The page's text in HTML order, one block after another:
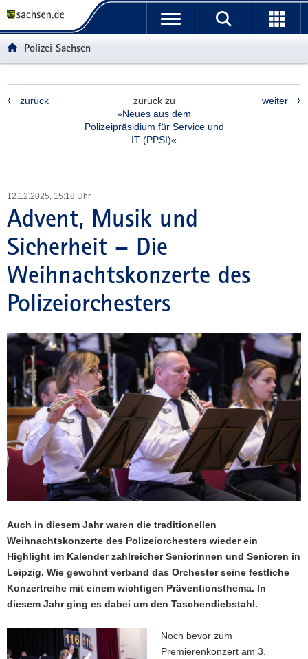
t
l
e
i
e
d
e
N
v
a
t
i
o
n
t
l
t
i
n
p
i
t
r
c
h
Polizei Sachsen
zurück
zurück zu
»Neues aus dem
Polizeipräsidium für Service und
IT (PPSI)«
weiter
12.12.2025, 15:18 Uhr
Advent, Musik und
Sicherheit – Die
Weihnachtskonzerte des
Polizeiorchesters
Auch in diesem Jahr waren die traditionellen
Weihnachtskonzerte des Polizeiorchesters wieder ein
Highlight im Kalender zahlreicher Seniorinnen und Senioren in
Leipzig. Wie gewohnt verband das Orchester seine festliche
Konzertreihe mit einem wichtigen Präventionsthema. In
diesem Jahr ging es dabei um den Taschendiebstahl.
Noch bevor zum
Premierenkonzert am 3.